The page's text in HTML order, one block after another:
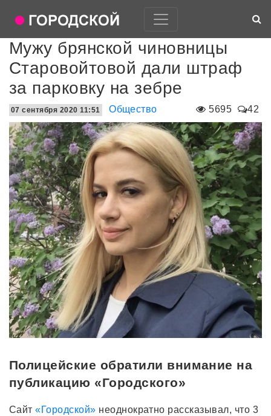
Мужу брянской чиновницы
Старовойтовой дали штраф
за парковку на зебре
5695 42
07 сентября 2020 11:51 Общество
Полицейские обратили внимание на
публикацию «Городского»
Сайт«Городской» неоднократно рассказывал, что 3